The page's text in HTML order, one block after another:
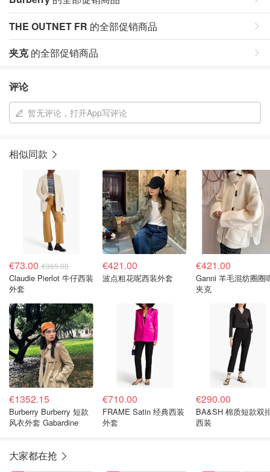
THE OUTNET FR 的全部促销商品
夹克的全部促销商品
评论
暂无评论，打开App写评论
相似同款
€73.00 €365.00
Claudie Pierlot 牛仔西装
外套
€421.00
波点粗花呢西装外套
€421.00
Ganni 羊毛混纺圈圈
夹克
€1352.15
Burberry Burberry 短款
风衣外套 Gabardine
€710.00
FRAME Satin 经典西装
外套
€290.00
BA&SH 棉质短款双
西装
大家都在抢